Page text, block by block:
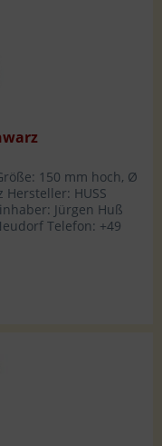
150 mm hoch, Ø
Hersteller: HUSS
Jürgen Huß
Telefon: +49